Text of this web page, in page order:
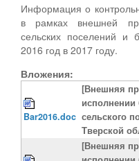
Информация о
в рамках внешней
сельских поселений и
2016 год в 2017 году.
Вложения:
Bar2016.doc
[Внешняя
сельского
Тверской
[Внешняя